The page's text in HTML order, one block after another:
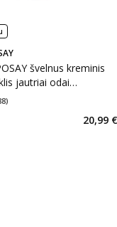
švelnus kreminis
jautriai odai
ml
) 4.91
20,99 €